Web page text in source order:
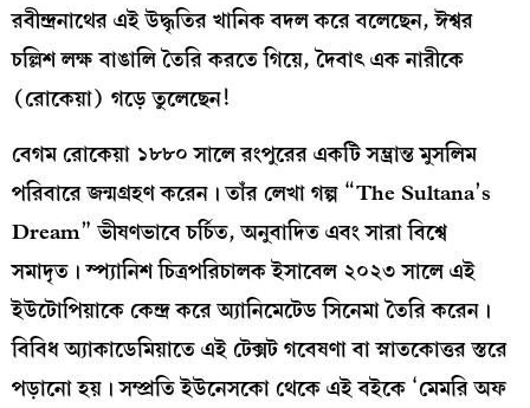
রবীন্দ্রনাথের এই উদ্ধৃতির খানিক বদল করে বলেছেন, ঈশ্বর
চল্লিশ লক্ষ বাঙালি তৈরি করতে গিয়ে, দৈবাৎ এক নারীকে
(রোকেয়া) গড়ে তুলেছেন!
বেগম রোকেয়া ১৮৮০ সালে রংপুরের একটি সম্ভ্রান্ত মুসলিম
পরিবারে জন্মগ্রহণ করেন। তাঁর লেখা গল্প “The Sultana’s
Dream” ভীষণভাবে চর্চিত, অনুবাদিত এবং সারা বিশ্বে
সমাদৃত। স্প্যানিশ চিত্রপরিচালক ইসাবেল ২০২৩ সালে এই
ইউটোপিয়াকে কেন্দ্র করে অ্যানিমেটেড সিনেমা তৈরি করেন।
বিবিধ অ্যাকাডেমিয়াতে এই টেক্সট গবেষণা বা স্নাতকোত্তর স্তরে
পড়ানো হয়। সম্প্রতি ইউনেসকো থেকে এই বইকে ‘মেমরি অফ